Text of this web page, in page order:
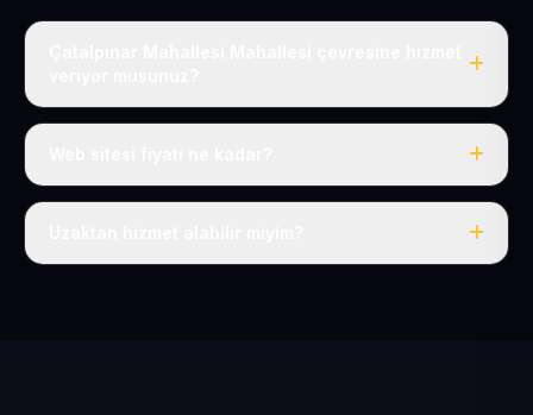
Evet, Çatalpınar Mahallesi dahil tüm Sarız ve Sarız
Tek fiyat: yılda 50 USD + KDV, her şey dahil.